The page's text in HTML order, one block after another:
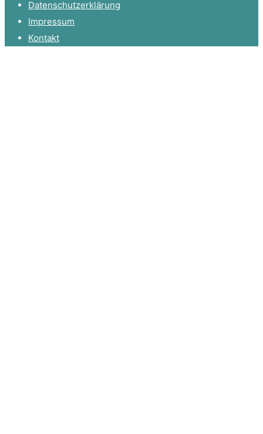
Datenschutzerklärung
Impressum
Kontakt